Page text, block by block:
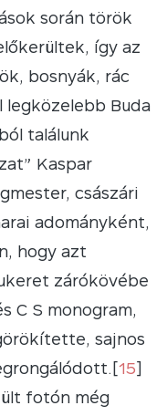
során török
így az
bosnyák, rác
legközelebb Buda
találunk
Kaspar
császári
adományként,
hogy azt
zárókövébe
C S monogram,
sajnos
15]
fotón még